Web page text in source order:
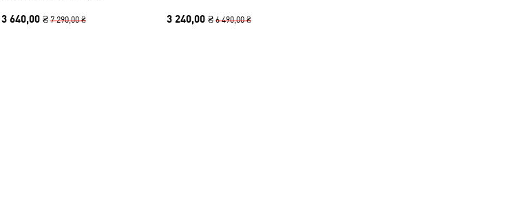
3 640,00 ₴ 7 290,00 ₴ 3 240,00 ₴ 6 490,00 ₴